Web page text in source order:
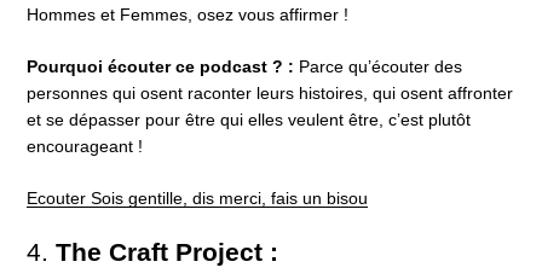
Hommes et Femmes, osez vous affirmer !
Pourquoi écouter ce podcast ? : Parce qu’écouter des
personnes qui osent raconter leurs histoires, qui osent affronter
et se dépasser pour être qui elles veulent être, c’est plutôt
encourageant !
Ecouter Sois gentille, dis merci, fais un bisou
4.The Craft Project :